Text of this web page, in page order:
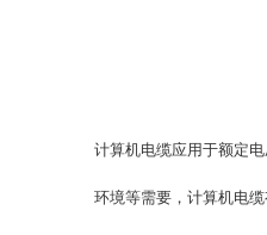
计算机电缆应用于额定
环境等需要，计算机电